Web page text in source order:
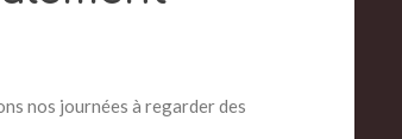
nos journées à regarder des